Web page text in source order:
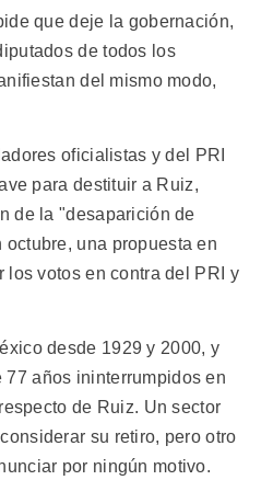
que deje la gobernación,
de todos los
del mismo modo,
oficialistas y del PRI
para destituir a Ruiz,
de la "desaparición de
una propuesta en
los votos en contra del PRI y
desde 1929 y 2000, y
años ininterrumpidos en
de Ruiz. Un sector
su retiro, pero otro
por ningún motivo.